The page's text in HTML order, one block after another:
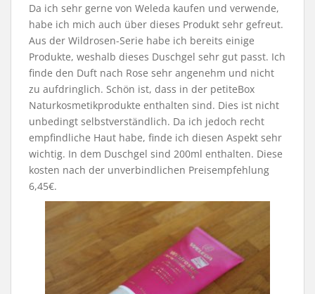
Da ich sehr gerne von Weleda kaufen und verwende,
habe ich mich auch über dieses Produkt sehr gefreut.
Aus der Wildrosen-Serie habe ich bereits einige
Produkte, weshalb dieses Duschgel sehr gut passt. Ich
finde den Duft nach Rose sehr angenehm und nicht
zu aufdringlich. Schön ist, dass in der petiteBox
Naturkosmetikprodukte enthalten sind. Dies ist nicht
unbedingt selbstverständlich. Da ich jedoch recht
empfindliche Haut habe, finde ich diesen Aspekt sehr
wichtig. In dem Duschgel sind 200ml enthalten. Diese
kosten nach der unverbindlichen Preisempfehlung
6,45€.